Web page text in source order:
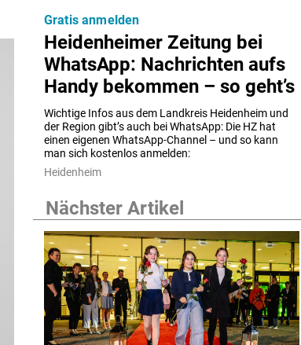
Heidenheimer Zeitung bei
WhatsApp: Nachrichten aufs
Handy bekommen – so geht’s
Wichtige Infos aus dem Landkreis Heidenheim und
der Region gibt’s auch bei WhatsApp: Die HZ hat
einen eigenen WhatsApp-Channel – und so kann
man sich kostenlos anmelden:
Gratis anmelden
Heidenheim
Nächster Artikel